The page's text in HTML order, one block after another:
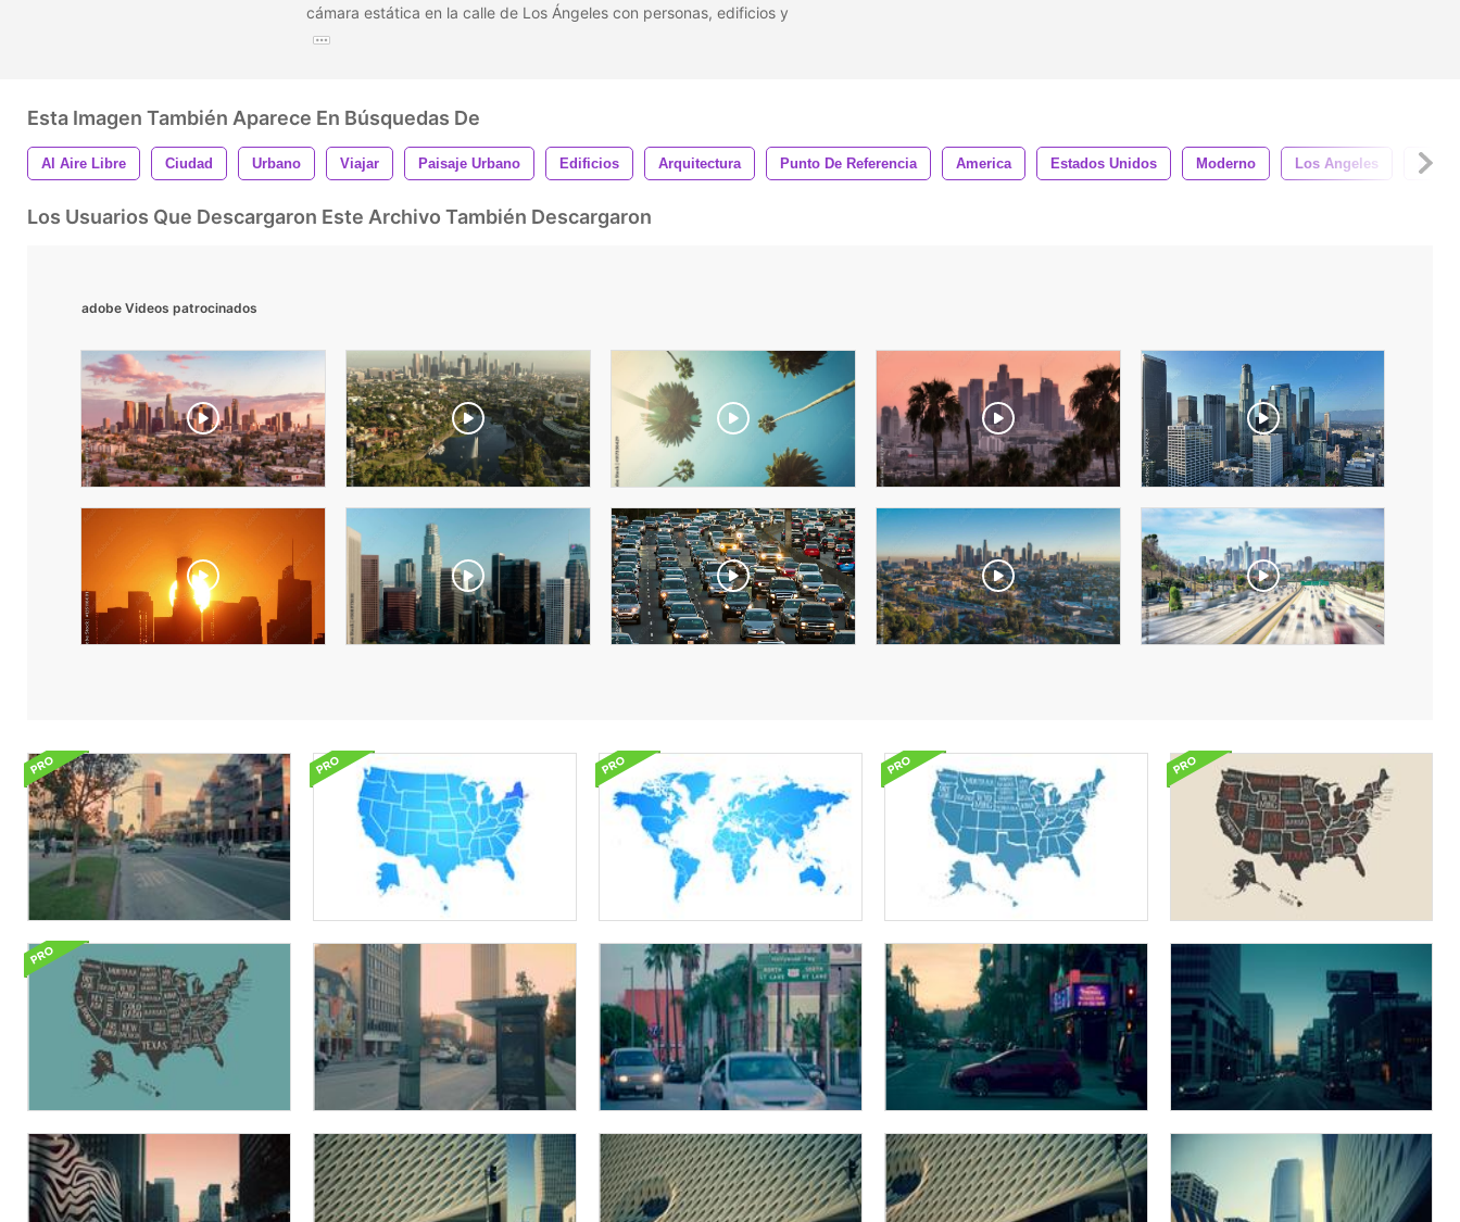
cámara estática en la calle de Los Ángeles con personas, edificios y
Esta Imagen También Aparece En Búsquedas De
Al Aire Libre Ciudad Urbano Viajar Paisaje Urbano Edificios Arquitectura Punto De Referencia America Estados Unidos Moderno Los Angeles
Los Usuarios Que Descargaron Este Archivo También Descargaron
adobe Videos patrocinados